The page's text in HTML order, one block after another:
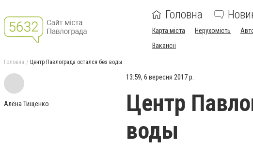
Головна
Карта міста Нерухомість
Вакансії
Головна Центр Павлограда остался без воды
Алёна Тищенко
13:59, 6 вересня 2017 р.
Центр
воды